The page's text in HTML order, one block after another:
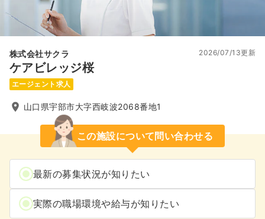
株式会社サクラ
ケアビレッジ桜
2026/07/13更新
エージェント求人
山口県宇部市大字西岐波2068番地1
この施設について問い合わせる
最新の募集状況が知りたい
実際の職場環境や給与が知りたい